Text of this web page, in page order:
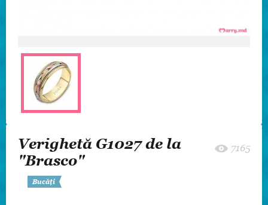
Verighetă G1027 de la
"Brasco"
7165
Bucăți